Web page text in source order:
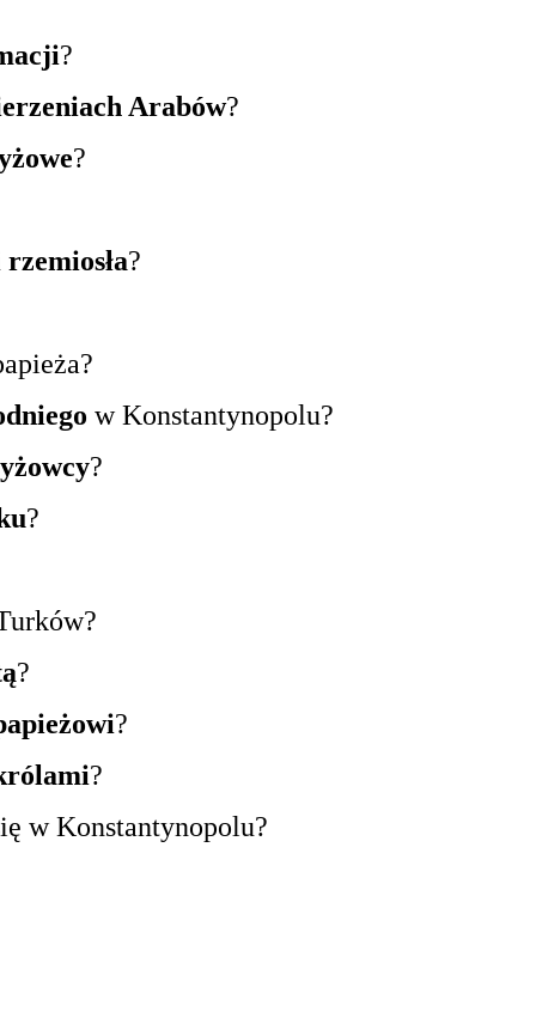
?
Arabów?
?
?
w Konstantynopolu?
?
?
?
?
?
w Konstantynopolu?